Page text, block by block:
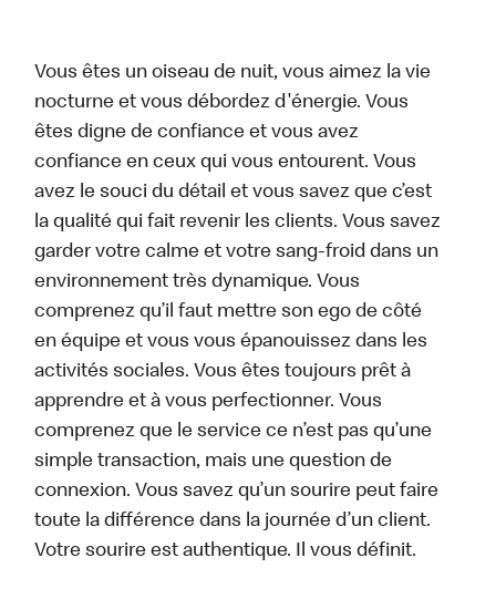
Vous êtes un oiseau de nuit, vous aimez la vie
nocturne et vous débordez d'énergie. Vous
êtes digne de confiance et vous avez
confiance en ceux qui vous entourent. Vous
avez le souci du détail et vous savez que c’est
la qualité qui fait revenir les clients. Vous savez
garder votre calme et votre sang-froid dans un
environnement très dynamique. Vous
comprenez qu’il faut mettre son ego de côté
en équipe et vous vous épanouissez dans les
activités sociales. Vous êtes toujours prêt à
apprendre et à vous perfectionner. Vous
comprenez que le service ce n’est pas qu’une
simple transaction, mais une question de
connexion. Vous savez qu’un sourire peut faire
toute la différence dans la journée d’un client.
Votre sourire est authentique. Il vous définit.